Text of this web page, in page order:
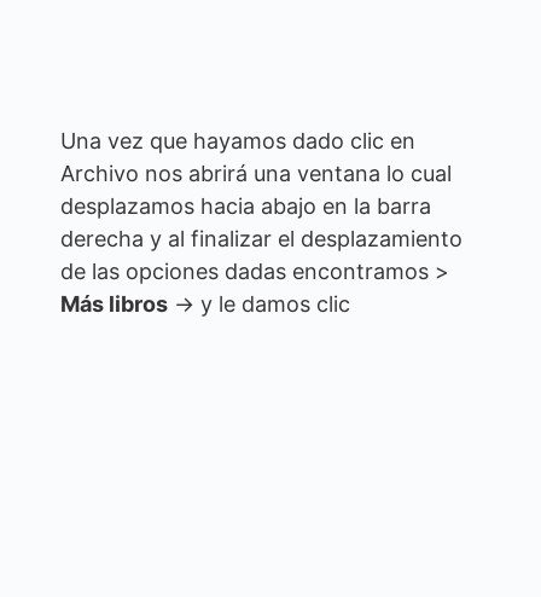
Una vez que hayamos dado clic en
Archivo nos abrirá una ventana lo cual
desplazamos hacia abajo en la barra
derecha y al finalizar el desplazamiento
de las opciones dadas encontramos >
Más libros → y le damos clic